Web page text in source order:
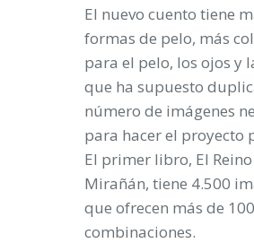
El nuevo cuento tiene
formas de pelo, más
para el pelo, los ojos y
que ha supuesto
número de imágenes
para hacer el proyecto
El primer libro, El
Mirañán, tiene 4.500
que ofrecen más de
combinaciones.